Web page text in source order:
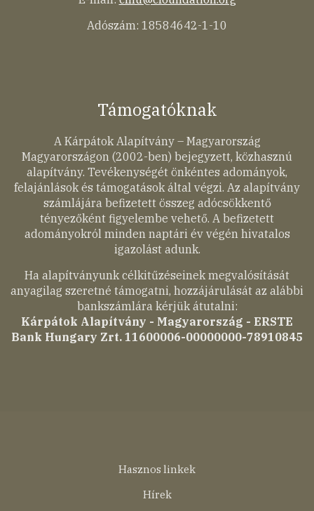
Adószám: 18584642-1-10
Támogatóknak
A Kárpátok Alapítvány – Magyarország
Magyarországon (2002-ben) bejegyzett, közhasznú
alapítvány. Tevékenységét önkéntes adományok,
felajánlások és támogatások által végzi. Az alapítvány
számlájára befizetett összeg adócsökkentő
tényezőként figyelembe vehető. A befizetett
adományokról minden naptári év végén hivatalos
igazolást adunk.
Ha alapítványunk célkitűzéseinek megvalósítását
anyagilag szeretné támogatni, hozzájárulását az alábbi
bankszámlára kérjük átutalni:
Kárpátok Alapítvány - Magyarország - ERSTE
Bank Hungary Zrt. 11600006-00000000-78910845
Hasznos linkek
Hírek